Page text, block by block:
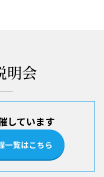
明会
しています
一覧はこちら